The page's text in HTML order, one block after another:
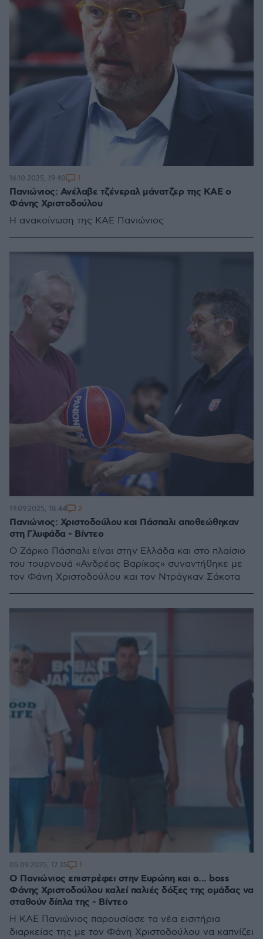
Πανιώνιος: Ανέλαβε τζένεραλ μάνατζερ της ΚΑΕ ο
Φάνης Χριστοδούλου
Η ανακοίνωση της ΚΑΕ Πανιώνιος
16.10.2025, 19:40 1
Πανιώνιος: Χριστοδούλου και Πάσπαλι αποθεώθηκαν
στη Γλυφάδα - Βίντεο
Ο Ζάρκο Πάσπαλι είναι στην Ελλάδα και στο πλαίσιο
του τουρνουά «Ανδρέας Βαρίκας» συναντήθηκε με
τον Φάνη Χριστοδούλου και τον Ντράγκαν Σάκοτα
19.09.2025, 18:44 2
Ο Πανιώνιος επιστρέφει στην Ευρώπη και ο... boss
Φάνης Χριστοδούλου καλεί παλιές δόξες της ομάδας να
σταθούν δίπλα της - Βίντεο
Η ΚΑΕ Πανιώνιος παρουσίασε τα νέα εισιτήρια
διαρκείας της με τον Φάνη Χριστοδούλου να καπνίζει
05.09.2025, 17:35 1